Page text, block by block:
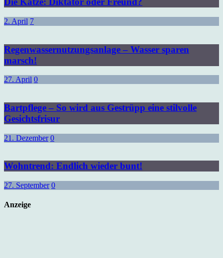
2. April 7
Regenwassernutzungsanlage – Wasser sparen
marsch!
27. April 0
Bartpflege – So wird aus Gestrüpp eine stilvolle
Gesichtsfrisur
21. Dezember 0
Wohntrend: Endlich wieder bunt!
27. September 0
Anzeige